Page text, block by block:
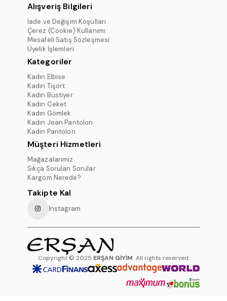
Alışveriş Bilgileri
İade ve Değişim Koşulları
Çerez (Cookie) Kullanımı
Mesafeli Satış Sözleşmesi
Üyelik İşlemleri
Kategoriler
Kadın Elbise
Kadın Tişört
Kadın Büstiyer
Kadın Ceket
Kadın Gömlek
Kadın Jean Pantolon
Kadın Pantolon
Müşteri Hizmetleri
Mağazalarımız
Sıkça Sorulan Sorular
Kargom Nerede?
Takipte Kal
Instagram
Copyright © 2025 ERŞAN GİYİM All rights reserved.